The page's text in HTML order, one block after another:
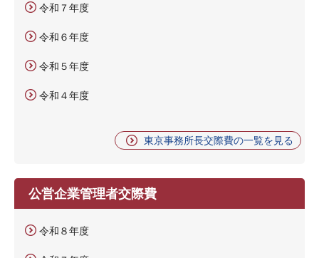
令和７年度
令和６年度
令和５年度
令和４年度
東京事務所長交際費の一覧を見る
公営企業管理者交際費
令和８年度